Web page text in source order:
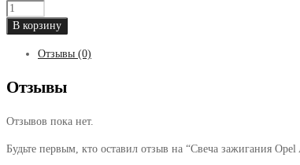
Количество
товара
зажигания
Astra
все
AUDI
В корзину
Отзывы (0)
Отзывы
Отзывов пока нет.
Будьте первым, кто оставил отзыв на “Свеча зажигания